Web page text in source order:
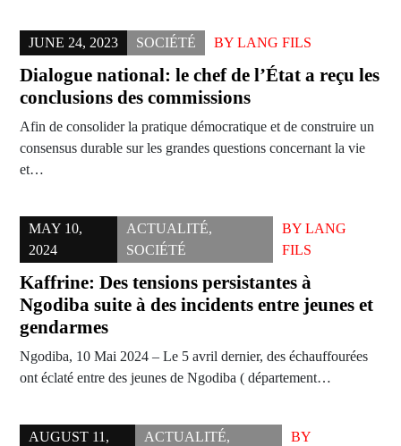
JUNE 24, 2023 SOCIÉTÉ BY LANG FILS
Dialogue national: le chef de l’État a reçu les
conclusions des commissions
Afin de consolider la pratique démocratique et de construire un
consensus durable sur les grandes questions concernant la vie
et…
MAY 10,
2024
ACTUALITÉ,
SOCIÉTÉ
BYLANG
FILS
Kaffrine: Des tensions persistantes à
Ngodiba suite à des incidents entre jeunes et
gendarmes
Ngodiba, 10 Mai 2024 – Le 5 avril dernier, des échauffourées
ont éclaté entre des jeunes de Ngodiba ( département…
AUGUST 11,
ACTUALITÉ,
BY